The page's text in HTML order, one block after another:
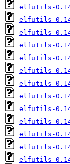
elfutils-
elfutils-
elfutils-
elfutils-
elfutils-
elfutils-
elfutils-
elfutils-
elfutils-
elfutils-
elfutils-
elfutils-
elfutils-